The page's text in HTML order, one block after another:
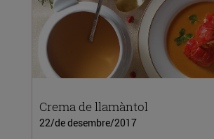
Crema de llamàntol
22/de desembre/2017